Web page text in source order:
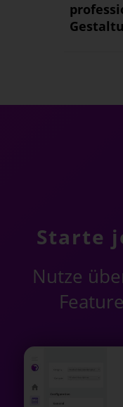
Starte
Nutze